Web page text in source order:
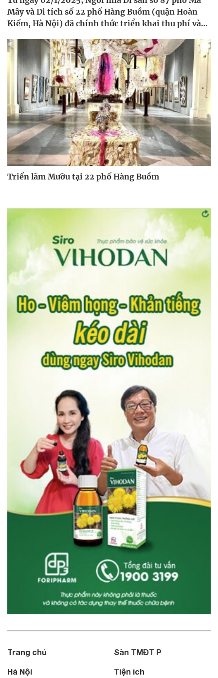
Mây và Di tích số 22 phố Hàng Buồm (quận Hoàn
Kiếm, Hà Nội) đã chính thức triển khai thu phí vào
Triển lãm Mưỡu tại 22 phố Hàng Buồm
Trang chủ
Hà Nội
Sàn TMĐT P
Tiện ích